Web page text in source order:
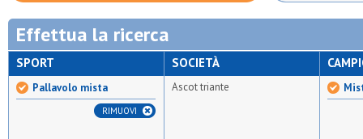
Effettua la ricerca
SPORT
Pallavolo mista
RIMUOVI
SOCIETÀ
Ascot triante